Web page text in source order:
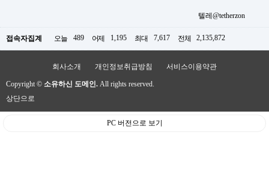
텔레@tetherzon
접속자집계 오늘 489 어제 1,195 최대 7,617 전체 2,135,872
회사소개 개인정보취급방침 서비스이용약관
Copyright © 소유하신 도메인. All rights reserved.
상단으로
PC 버전으로 보기